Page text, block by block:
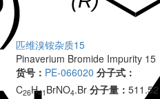
匹维溴铵杂质15
Pinaverium Bromide Impurity 15
货号： PE-066020 分子式：
C26H41 BrNO4.Br 分子量：